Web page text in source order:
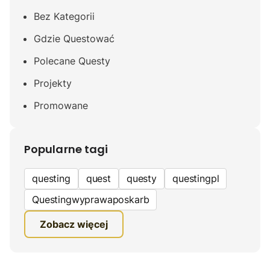
Bez Kategorii
Gdzie Questować
Polecane Questy
Projekty
Promowane
Popularne tagi
questing quest questy
questingpl
Questingwyprawaposkarb
edukacyjna gra terenowa
fundacja questingu
Zobacz więcej